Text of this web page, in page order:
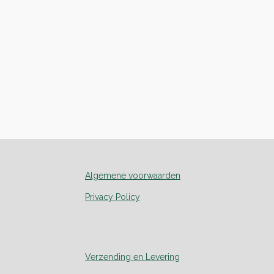
Algemene voorwaarden
Privacy Policy
Verzending en Levering